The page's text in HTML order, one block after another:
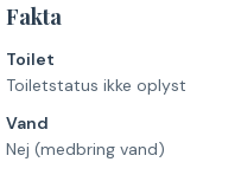
Fakta
Toilet
Toiletstatus ikke oplyst
Vand
Nej (medbring vand)